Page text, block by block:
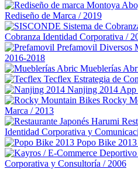
Rediseño de Marca / 2019
Cobranza Identidad Corporativa /
Prefamovil Diversos
2016-2018
Mueblerías
Tecflex Estrategia de
Nanjing 2014 App
Rocky
Marca / 2013
Identidad Corporativa y
Popo Bike 2013
Corporativa y Consultoría / 2006